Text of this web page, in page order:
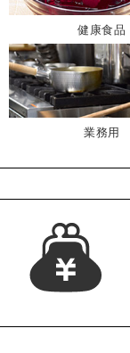
健康食品
業務用